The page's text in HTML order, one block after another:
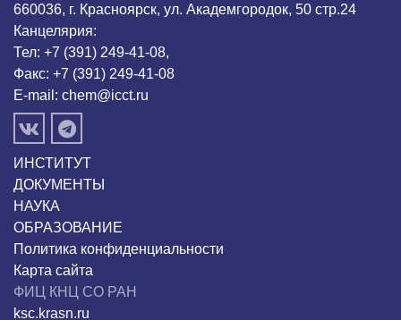
660036, г. Красноярск, ул. Академгородок, 50 стр.24
Канцелярия:
Тел: +7 (391) 249-41-08,
Факс: +7 (391) 249-41-08
E-mail: chem@icct.ru
ИНСТИТУТ
ДОКУМЕНТЫ
НАУКА
ОБРАЗОВАНИЕ
Политика конфиденциальности
Карта сайта
ФИЦ КНЦ СО РАН
ksc.krasn.ru